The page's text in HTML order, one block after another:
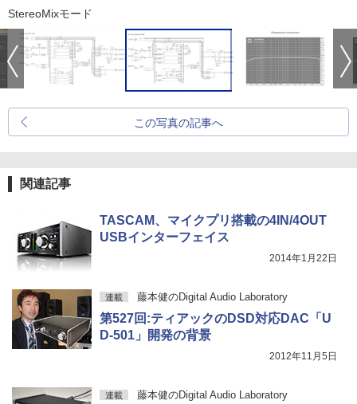
StereoMixモード
この写真の記事へ
関連記事
TASCAM、マイクプリ搭載の4IN/4OUT
USBインターフェイス
2014年1月22日
連載 藤本健のDigital Audio Laboratory
第527回:ティアックのDSD対応DAC「U
D-501」開発の背景
2012年11月5日
連載 藤本健のDigital Audio Laboratory